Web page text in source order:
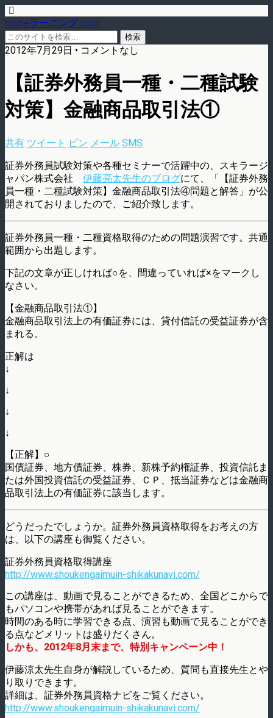
blog.eラーニング.co.jp
2012年7月29日 • コメントなし
【証券外務員一種・二種試験
対策】金融商品取引法①
共有 ツイート ピン メール SMS
証券外務員試験対策や各種セミナーで活躍中の、スキラージ
ャパン株式会社 伊藤亮太先生のブログにて、「【証券外務
員一種・二種試験対策】金融商品取引法④問題と解答」が公
開されておりましたので、ご紹介致します。
証券外務員一種・二種資格取得のための問題演習です。共通
範囲から出題します。
下記の文章が正しければ○を、間違っていれば×をマークし
なさい。
【金融商品取引法①】
金融商品取引法上の有価証券には、貸付信託の受益証券が含
まれる。
正解は
↓
↓
↓
↓
【正解】○
国債証券、地方債証券、株券、新株予約権証券、投資信託ま
たは外国投資信託の受益証券、ＣＰ、抵当証券などは金融商
品取引法上の有価証券に該当します。
どうだったでしょうか。証券外務員資格取得をお考えの方
は、以下の講座も御覧ください。
証券外務員資格取得講座
http://www.shoukengaimuin-shikakunavi.com/
この講座は、動画で見ることができるため、全国どこからで
もパソコンや携帯があれば見ることができます。
時間のある時に学習できる点、演習も動画で見ることができ
る点などメリットは盛りだくさん。
しかも、2012年8月末まで、特別キャンペーン中！
伊藤涼太先生自身が解説しているため、質問も直接先生とや
り取りできます。
詳細は、証券外務員資格ナビをご覧ください。
http://www.shoukengaimuin-shikakunavi.com/